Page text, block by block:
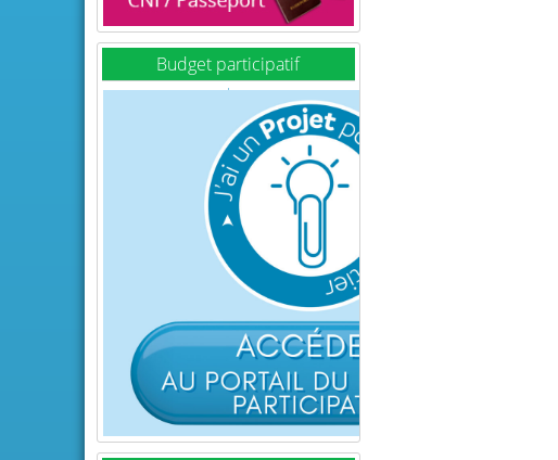
Budget participatif